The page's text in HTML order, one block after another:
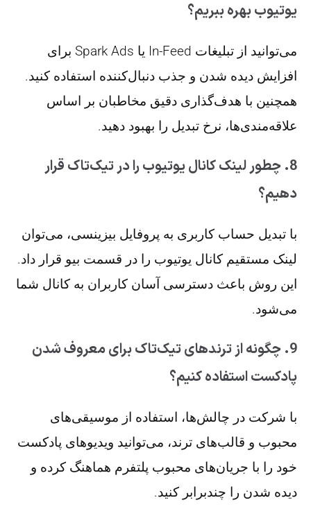
یوتیوب بهره ببریم؟
می‌توانید از تبلیغات In-Feed یا Spark Ads برای
افزایش دیده شدن و جذب دنبال‌کننده استفاده کنید.
همچنین با هدف‌گذاری دقیق مخاطبان بر اساس
علاقه‌مندی‌ها، نرخ تبدیل را بهبود دهید.
8. چطور لینک کانال یوتیوب را در تیک‌تاک قرار
دهیم؟
با تبدیل حساب کاربری به پروفایل بیزینسی، می‌توان
لینک مستقیم کانال یوتیوب را در قسمت بیو قرار داد.
این روش باعث دسترسی آسان کاربران به کانال شما
می‌شود.
9. چگونه از ترندهای تیک‌تاک برای معروف شدن
پادکست استفاده کنیم؟
با شرکت در چالش‌ها، استفاده از موسیقی‌های
محبوب و قالب‌های ترند، می‌توانید ویدیوهای پادکست
خود را با جریان‌های محبوب پلتفرم هماهنگ کرده و
دیده شدن را چندبرابر کنید.